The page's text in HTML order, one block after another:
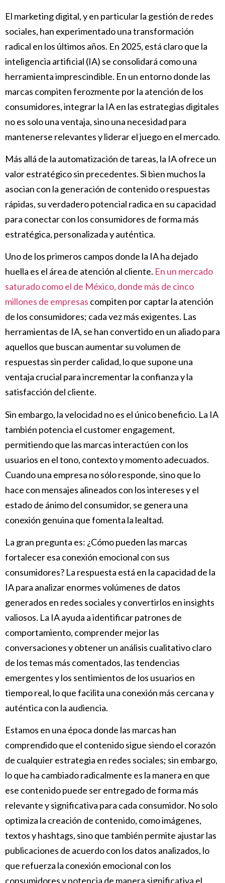
El marketing digital, y en particular la gestión de redes
sociales, han experimentado una transformación
radical en los últimos años. En 2025, está claro que la
inteligencia artificial (IA) se consolidará como una
herramienta imprescindible. En un entorno donde las
marcas compiten ferozmente por la atención de los
consumidores, integrar la IA en las estrategias digitales
no es solo una ventaja, sino una necesidad para
mantenerse relevantes y liderar el juego en el mercado.
Más allá de la automatización de tareas, la IA ofrece un
valor estratégico sin precedentes. Si bien muchos la
asocian con la generación de contenido o respuestas
rápidas, su verdadero potencial radica en su capacidad
para conectar con los consumidores de forma más
estratégica, personalizada y auténtica.
Uno de los primeros campos donde la IA ha dejado
huella es el área de atención al cliente. En un mercado
saturado como el de México, donde más de cinco
millones de empresas compiten por captar la atención
de los consumidores; cada vez más exigentes. Las
herramientas de IA, se han convertido en un aliado para
aquellos que buscan aumentar su volumen de
respuestas sin perder calidad, lo que supone una
ventaja crucial para incrementar la confianza y la
satisfacción del cliente.
Sin embargo, la velocidad no es el único beneficio. La IA
también potencia el customer engagement,
permitiendo que las marcas interactúen con los
usuarios en el tono, contexto y momento adecuados.
Cuando una empresa no sólo responde, sino que lo
hace con mensajes alineados con los intereses y el
estado de ánimo del consumidor, se genera una
conexión genuina que fomenta la lealtad.
La gran pregunta es: ¿Cómo pueden las marcas
fortalecer esa conexión emocional con sus
consumidores? La respuesta está en la capacidad de la
IA para analizar enormes volúmenes de datos
generados en redes sociales y convertirlos en insights
valiosos. La IA ayuda a identificar patrones de
comportamiento, comprender mejor las
conversaciones y obtener un análisis cualitativo claro
de los temas más comentados, las tendencias
emergentes y los sentimientos de los usuarios en
tiempo real, lo que facilita una conexión más cercana y
auténtica con la audiencia.
Estamos en una época donde las marcas han
comprendido que el contenido sigue siendo el corazón
de cualquier estrategia en redes sociales; sin embargo,
lo que ha cambiado radicalmente es la manera en que
ese contenido puede ser entregado de forma más
relevante y significativa para cada consumidor. No solo
optimiza la creación de contenido, como imágenes,
textos y hashtags, sino que también permite ajustar las
publicaciones de acuerdo con los datos analizados, lo
que refuerza la conexión emocional con los
consumidores y potencia de manera significativa el